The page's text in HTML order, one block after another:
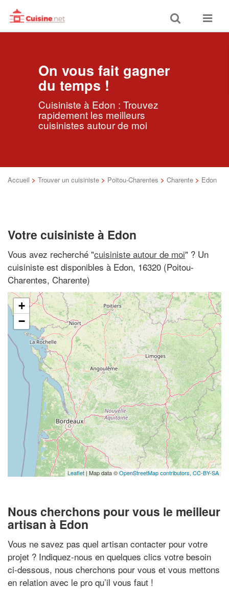
Toggle
search
Toggle
On vous fait gagner
du temps !
Cuisiniste à Edon : Trouvez
rapidement les meilleurs
cuisinistes autour de moi
Accueil > Trouver un cuisiniste > Poitou-Charentes > Charente > Edon
Votre cuisiniste à Edon
Vous avez recherché "cuisiniste autour de moi" ? Un
cuisiniste est disponibles à Edon, 16320 (Poitou-
Charentes, Charente)
+
−
Leaflet | Map data ©OpenStreetMap contributors, CC-BY-SA
Nous cherchons pour vous le meilleur
artisan à Edon
Vous ne savez pas quel artisan contacter pour votre
projet ? Indiquez-nous en quelques clics votre besoin
ci-dessous, nous cherchons pour vous et vous mettons
en relation avec le pro qu’il vous faut !